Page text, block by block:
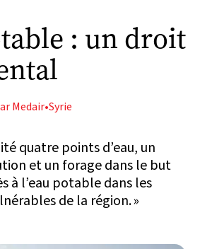
: un droit
Medair•Syrie
quatre points d’eau, un
et un forage dans le but
à l’eau potable dans les
de la région. »